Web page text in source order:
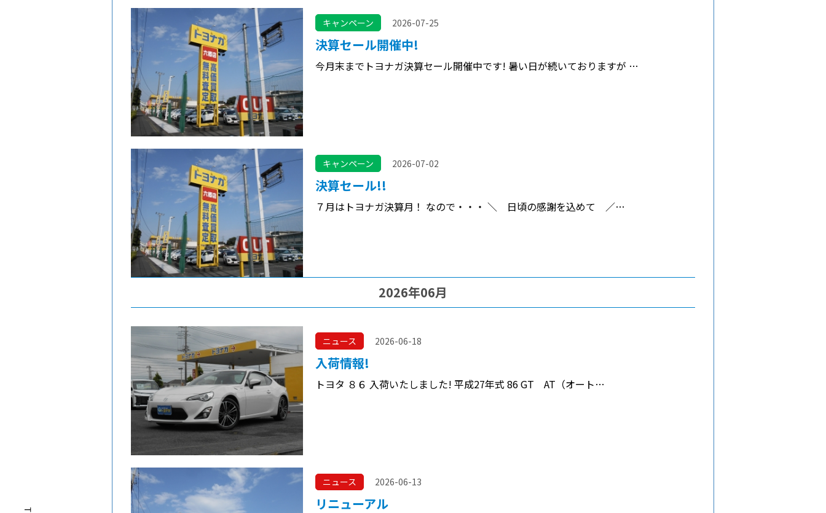
キャンペーン 2026-07-25
決算セール開催中!
今月末までトヨナガ決算セール開催中です! 暑い日が続いておりますが …
キャンペーン 2026-07-02
決算セール!!
７月はトヨナガ決算月！ なので・・・ ＼ 日頃の感謝を込めて ／…
2026年06月
ニュース 2026-06-18
入荷情報!
トヨタ ８６ 入荷いたしました! 平成27年式 86 GT AT（オート…
ニュース 2026-06-13
リニューアル